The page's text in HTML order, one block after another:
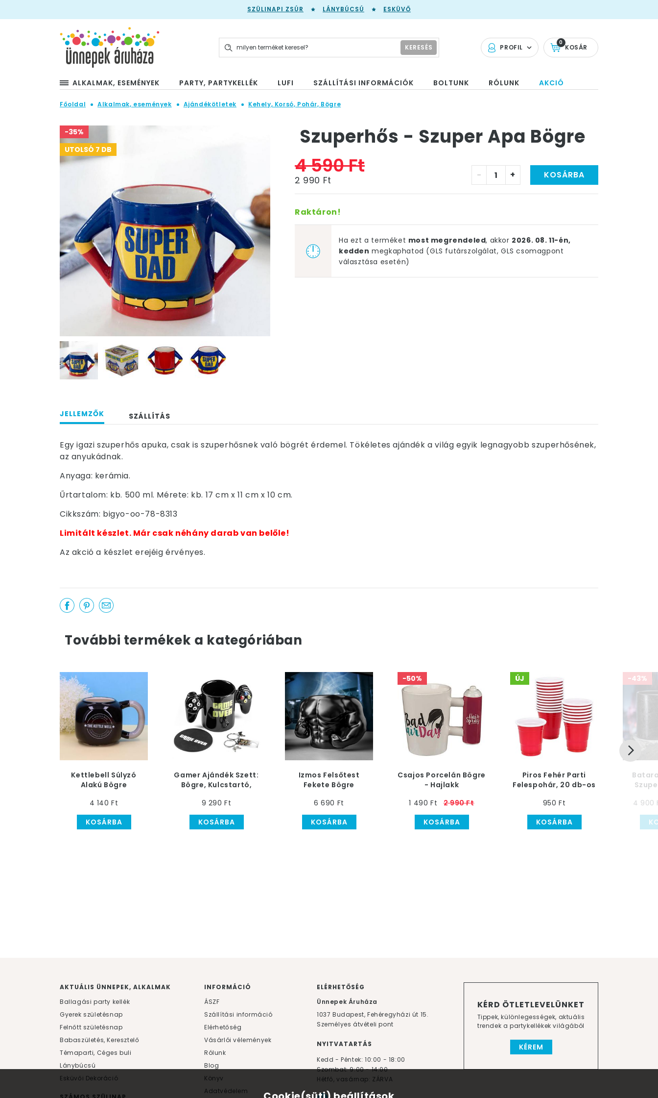
SZÜLINAPI ZSÚR LÁNYBÚCSÚ ESKÜVŐ
PROFIL KOSÁR
0
KERESÉS
ALKALMAK, ESEMÉNYEK PARTY, PARTYKELLÉK LUFI SZÁLLÍTÁSI INFORMÁCIÓK BOLTUNK RÓLUNK AKCIÓ
Főoldal Alkalmak, események Ajándékötletek Kehely, Korsó, Pohár, Bögre
-35%
UTOLSÓ 7 DB
Szuperhős - Szuper Apa Bögre
4 590 Ft
2 990 Ft - + KOSÁRBA
Raktáron!
Ha ezt a terméket most megrendeled, akkor 2026. 08. 11-én,
kedden megkaphatod (GLS futárszolgálat, GLS csomagpont
választása esetén)
JELLEMZŐK SZÁLLÍTÁS
Egy igazi szuperhős apuka, csak is szuperhősnek való bögrét érdemel. Tökéletes ajándék a világ egyik legnagyobb szuperhősének,
az anyukádnak.
Anyaga: kerámia.
Űrtartalom: kb. 500 ml. Mérete: kb. 17 cm x 11 cm x 10 cm.
Cikkszám: bigyo-oo-78-8313
Limitált készlet. Már csak néhány darab van belőle!
Az akció a készlet erejéig érvényes.
További termékek a kategóriában
Kettlebell Súlyzó
Alakú Bögre
4 140 Ft
KOSÁRBA
Gamer Ajándék Szett:
Bögre, Kulcstartó,
9 290 Ft
KOSÁRBA
Izmos Felsőtest
Fekete Bögre
6 690 Ft
KOSÁRBA
-50%
Csajos Porcelán Bögre
- Hajlakk
1 490 Ft
2 990 Ft
KOSÁRBA
ÚJ
Piros Fehér Parti
Felespohár, 20 db-os
950 Ft
KOSÁRBA
-43%
4 900
KÉRD ÖTLETLEVELÜNKET
Tippek, különlegességek, aktuális
trendek a partykellékek világából
KÉREM
AKTUÁLIS ÜNNEPEK, ALKALMAK
Ballagási party kellék
Gyerek születésnap
Felnőtt születésnap
Babaszületés, Keresztelő
Témaparti, Céges buli
Lánybúcsú
Esküvői Dekoráció
INFORMÁCIÓ
ÁSZF
Szállítási információ
Elérhetőség
Vásárlói vélemények
Rólunk
Blog
Könyv
Adatvédelem
ELÉRHETŐSÉG
Ünnepek Áruháza
1037 Budapest, Fehéregyházi út 15.
Személyes átvételi pont
NYITVATARTÁS
Kedd - Péntek: 10:00 - 18:00
Szombat: 9:00 - 14:00
Hétfő, vasárnap: ZÁRVA